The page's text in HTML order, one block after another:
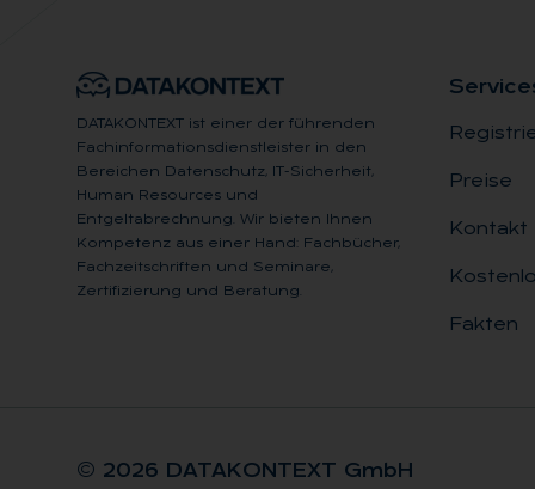
DATAKONTEXT ist einer der führenden
Fachinformationsdienstleister in den
Bereichen Datenschutz, IT-Sicherheit,
Human Resources und
Entgeltabrechnung. Wir bieten Ihnen
Kompetenz aus einer Hand: Fachbücher,
Fachzeitschriften und Seminare,
Zertifizierung und Beratung.
Preise
Kontakt
Fakten
© 2026 DA­TA­KON­TEXT GmbH